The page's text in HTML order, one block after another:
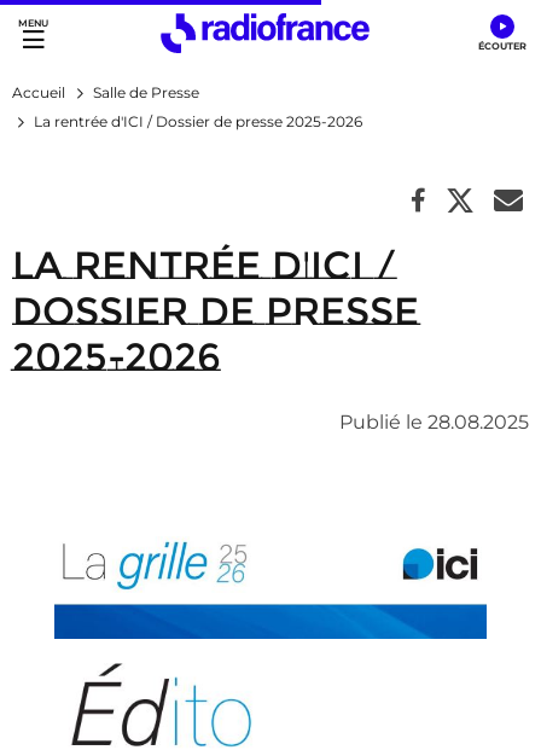
Accès direct :
Menu principal
Contenu
Accueil
Salle de Presse
La rentrée d'ICI / Dossier de presse 2025-2026
La rentrée d'ICI /
Dossier de presse
2025-2026
Publié le 28.08.2025